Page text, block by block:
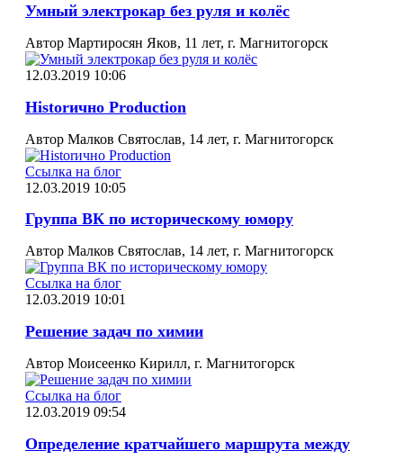
Умный электрокар без руля и колёс
Автор Мартиросян Яков, 11 лет, г. Магнитогорск
12.03.2019 10:06
Historично Production
Автор Малков Святослав, 14 лет, г. Магнитогорск
Ссылка на блог
12.03.2019 10:05
Группа ВК по историческому юмору
Автор Малков Святослав, 14 лет, г. Магнитогорск
Ссылка на блог
12.03.2019 10:01
Решение задач по химии
Автор Моисеенко Кирилл, г. Магнитогорск
Ссылка на блог
12.03.2019 09:54
Определение кратчайшего маршрута между